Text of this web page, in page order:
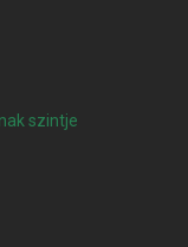
szintje